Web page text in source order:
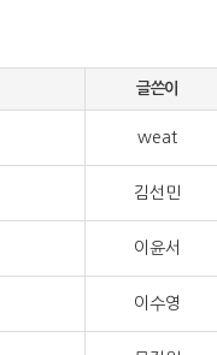
글쓴이
weat
김선민
이윤서
이수영